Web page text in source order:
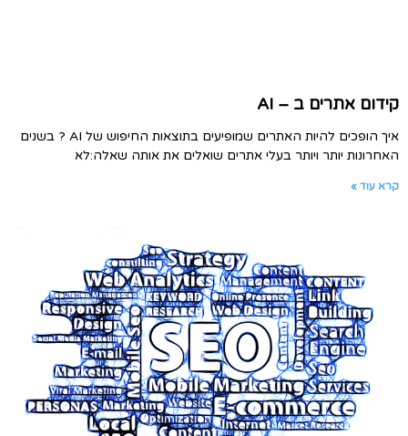
קידום אתרים ב – AI
איך הופכים להיות האתרים שמופיעים בתוצאות החיפוש של AI ? בשנים
האחרונות יותר ויותר בעלי אתרים שואלים את אותה שאלה:לא
קרא עוד »